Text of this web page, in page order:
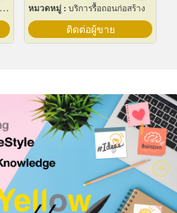
หมวดหมู่ : บริการรื้อถอนก่อสร้าง
ติดต่อผู้ขาย